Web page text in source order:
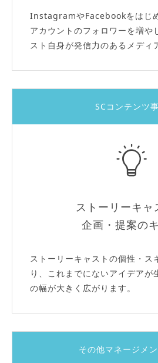
InstagramやFacebookをはじ
アカウントのフォロワーを増や
スト自身が発信力のあるメディ
SCコンテンツ
ストーリーキャ
企画・提案の
ストーリーキャストの個性・ス
り、これまでにないアイデアが
の幅が大きく広がります。
その他マネージメ